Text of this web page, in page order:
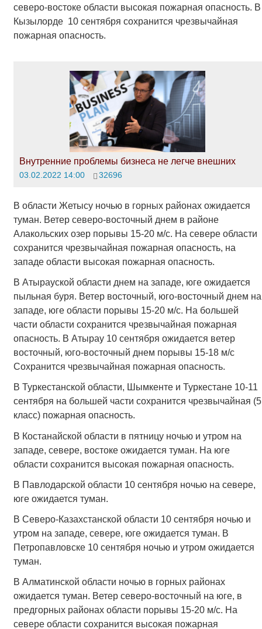
северо-востоке области высокая пожарная опасность. В
Кызылорде 10 сентября сохранится чрезвычайная
пожарная опасность.
Внутренние проблемы бизнеса не легче внешних
03.02.2022 14:00 32696
В области Жетысу ночью в горных районах ожидается
туман. Ветер северо-восточный днем в районе
Алакольских озер порывы 15-20 м/с. На севере области
сохранится чрезвычайная пожарная опасность, на
западе области высокая пожарная опасность.
В Атырауской области днем на западе, юге ожидается
пыльная буря. Ветер восточный, юго-восточный днем на
западе, юге области порывы 15-20 м/с. На большей
части области сохранится чрезвычайная пожарная
опасность. В Атырау 10 сентября ожидается ветер
восточный, юго-восточный днем порывы 15-18 м/с
Сохранится чрезвычайная пожарная опасность.
В Туркестанской области, Шымкенте и Туркестане 10-11
сентября на большей части сохранится чрезвычайная (5
класс) пожарная опасность.
В Костанайской области в пятницу ночью и утром на
западе, севере, востоке ожидается туман. На юге
области сохранится высокая пожарная опасность.
В Павлодарской области 10 сентября ночью на севере,
юге ожидается туман.
В Северо-Казахстанской области 10 сентября ночью и
утром на западе, севере, юге ожидается туман. В
Петропавловске 10 сентября ночью и утром ожидается
туман.
В Алматинской области ночью в горных районах
ожидается туман. Ветер северо-восточный на юге, в
предгорных районах области порывы 15-20 м/с. На
севере области сохранится высокая пожарная